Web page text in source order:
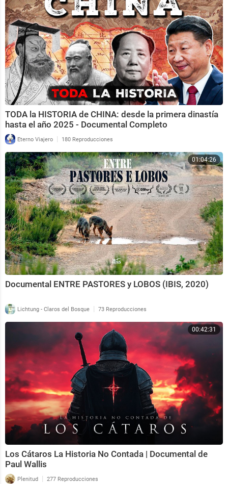
TODA la HISTORIA de CHINA: desde la primera dinastía
hasta el año 2025 - Documental Completo
Eterno Viajero | 180 Reproducciones
01:04:26
Documental ENTRE PASTORES y LOBOS (IBIS, 2020)
Lichtung - Claros del Bosque | 73 Reproducciones
00:42:31
Los Cátaros La Historia No Contada | Documental de
Paul Wallis
Plenitud | 277 Reproducciones